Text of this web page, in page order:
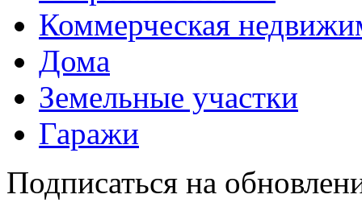
Коммерческая
Дома
Земельные участки
Гаражи
Подписаться на